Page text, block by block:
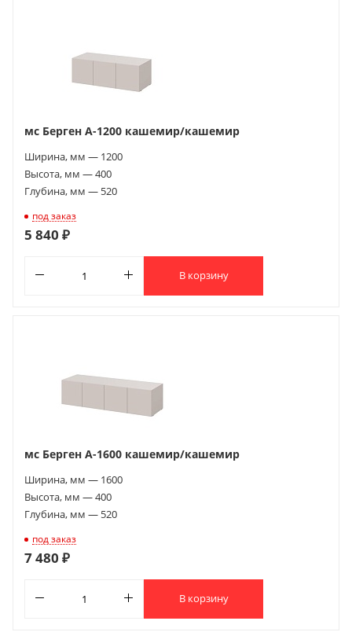
мс Берген А-1200 кашемир/кашемир
Ширина, мм — 1200
Высота, мм — 400
Глубина, мм — 520
под заказ
5 840 ₽
В корзину
мс Берген А-1600 кашемир/кашемир
Ширина, мм — 1600
Высота, мм — 400
Глубина, мм — 520
под заказ
7 480 ₽
В корзину